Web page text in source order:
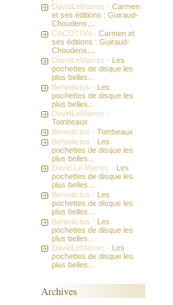
DavidLeMarrec -Carmen
et ses éditions : Guiraud-
Choudens,...
CACOTON -Carmen et
ses éditions : Guiraud-
Choudens,...
DavidLeMarrec - Les
pochettes de disque les
plus belles...
Benedictus - Les
pochettes de disque les
plus belles...
DavidLeMarrec -
Tombeaux
Benedictus -Tombeaux
Benedictus - Les
pochettes de disque les
plus belles...
David Le Marrec -
Les
pochettes de disque les
plus belles...
Benedictus - Les
pochettes de disque les
plus belles...
Benedictus - Les
pochettes de disque les
plus belles...
DavidLeMarrec -
Les
pochettes de disque les
plus belles...
Archives